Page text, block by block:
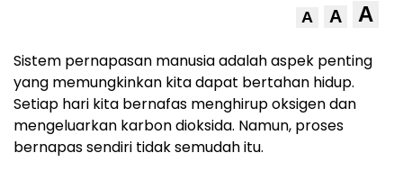
A A A
Sistem pernapasan manusia adalah aspek penting
yang memungkinkan kita dapat bertahan hidup.
Setiap hari kita bernafas menghirup oksigen dan
mengeluarkan karbon dioksida. Namun, proses
bernapas sendiri tidak semudah itu.